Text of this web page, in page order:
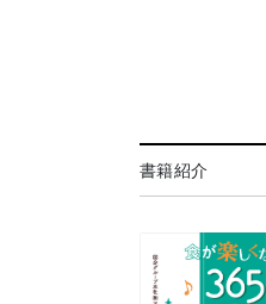
書籍紹介